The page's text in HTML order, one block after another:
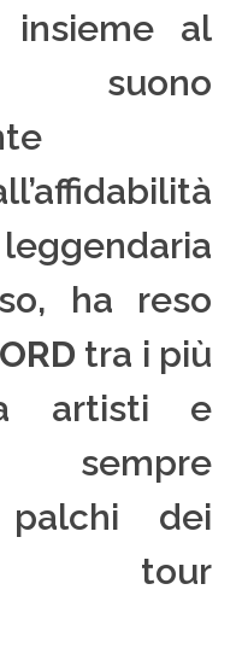
insieme al
ha reso
tra i più
artisti e
sempre
dei
tour